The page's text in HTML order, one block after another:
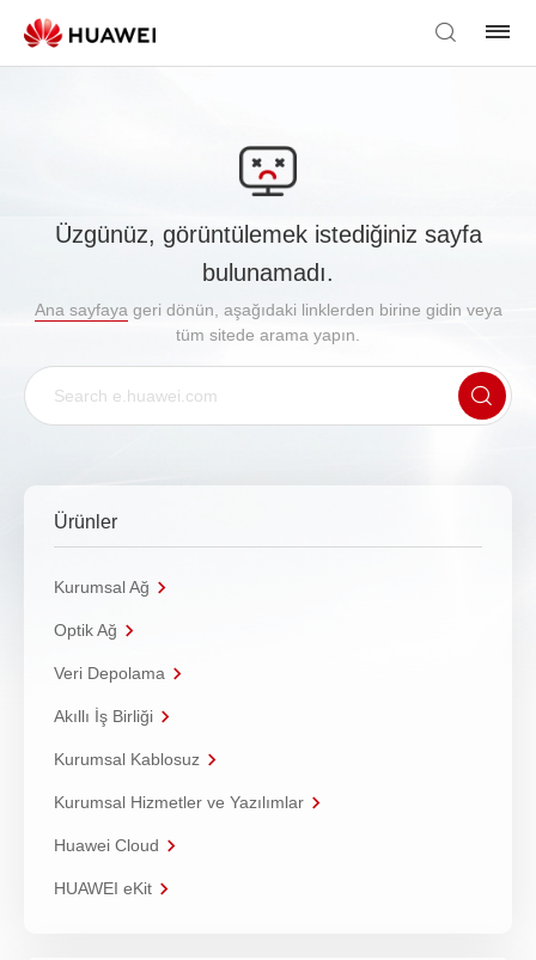
Üzgünüz, görüntülemek istediğiniz sayfa
bulunamadı.
Ana sayfaya geri dönün, aşağıdaki linklerden birine gidin veya
tüm sitede arama yapın.
Ürünler
Kurumsal Ağ
Optik Ağ
Veri Depolama
Akıllı İş Birliği
Kurumsal Kablosuz
Kurumsal Hizmetler ve Yazılımlar
Huawei Cloud
HUAWEI eKit